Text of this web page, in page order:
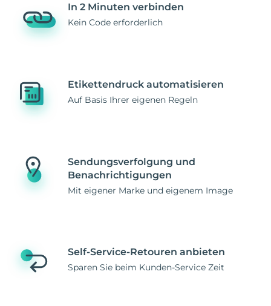
In 2 Minuten verbinden
Kein Code erforderlich
Etikettendruck automatisieren
Auf Basis Ihrer eigenen Regeln
Sendungsverfolgung und
Benachrichtigungen
Mit eigener Marke und eigenem Image
Self-Service-Retouren anbieten
Sparen Sie beim Kunden-Service Zeit